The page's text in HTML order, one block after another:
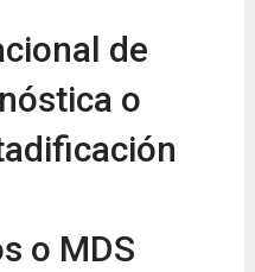
de
o
o MDS